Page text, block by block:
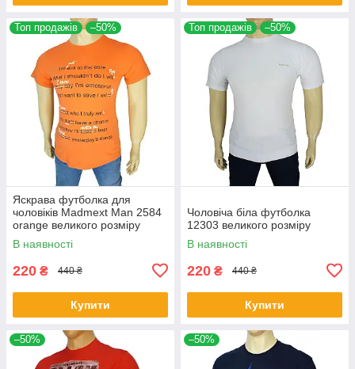
Топ продажів –50%
Яскрава футболка для
чоловіків Madmext Man 2584
orange великого розміру
В наявності
220 ₴ 440 ₴
Купити
Топ продажів –50%
Чоловіча біла футболка
12303 великого розміру
В наявності
220 ₴ 440 ₴
Купити
–50% –50%